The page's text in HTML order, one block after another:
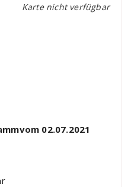
Karte nicht verfügbar
vom 02.07.2021